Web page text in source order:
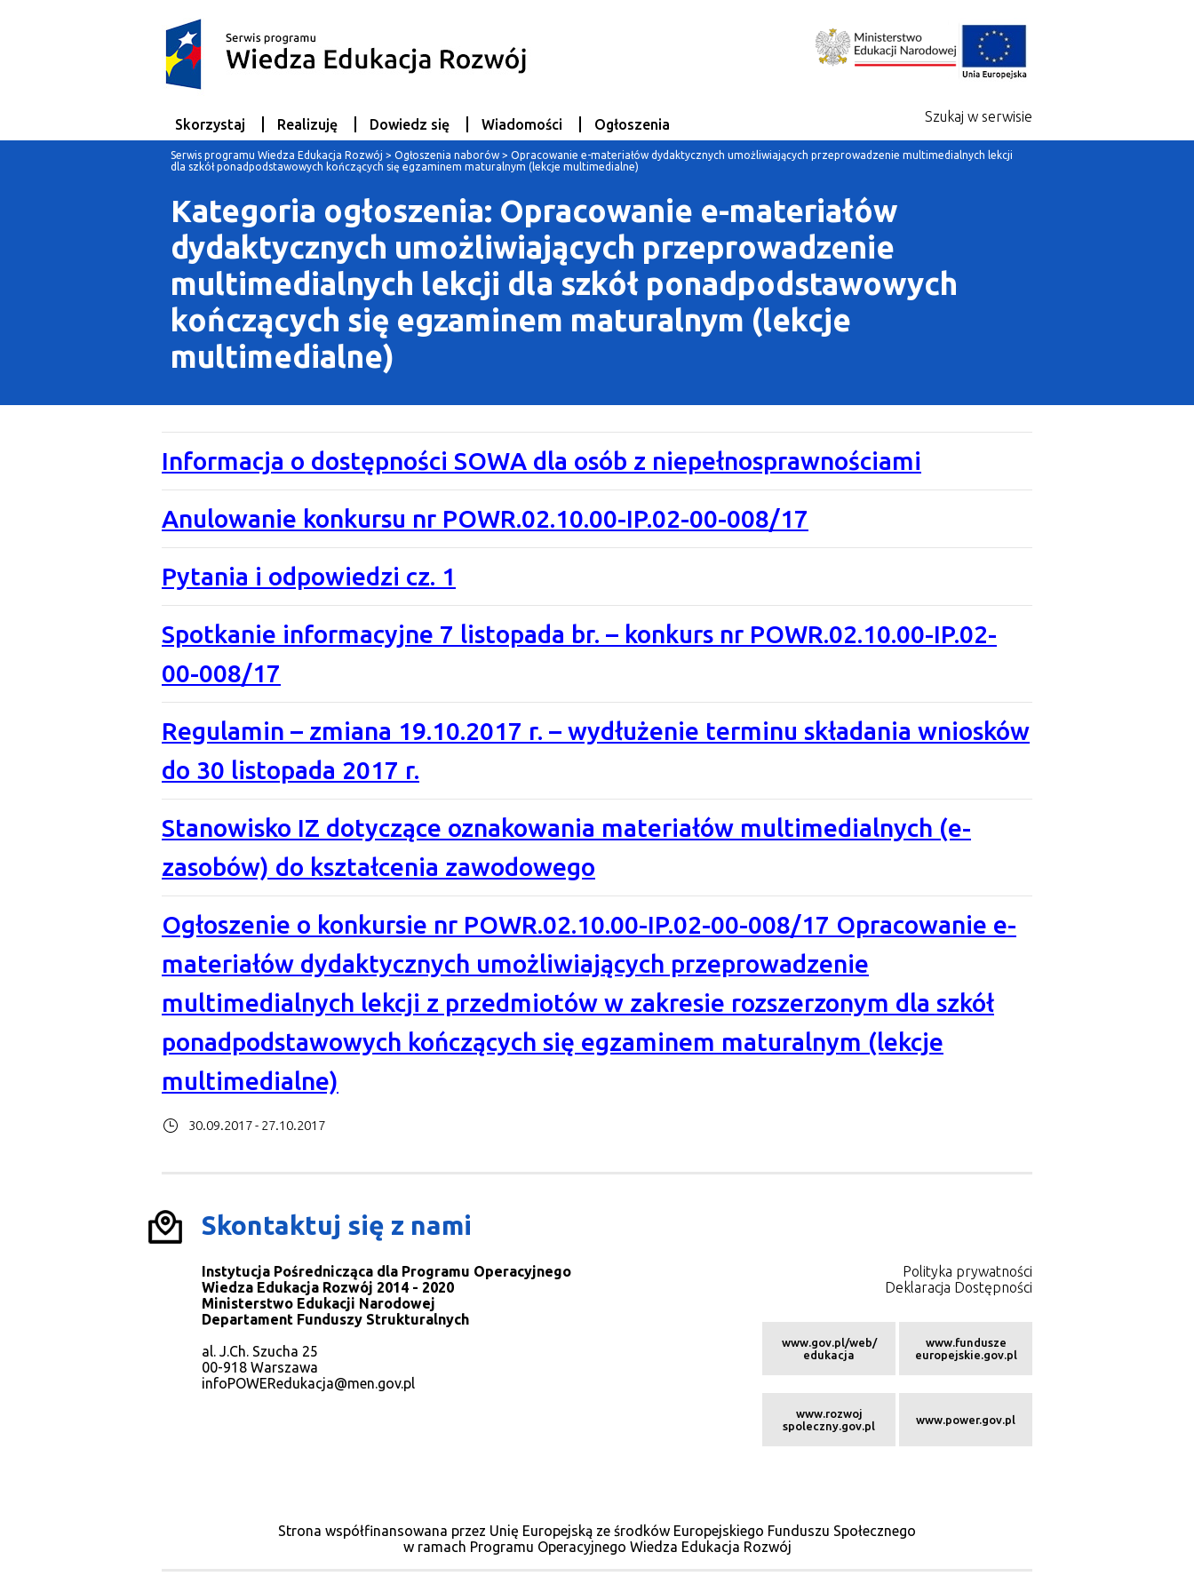
Skorzystaj Realizuję Dowiedz się Wiadomości Ogłoszenia Szukaj w serwisie
Serwis programu Wiedza Edukacja Rozwój > Ogłoszenia naborów > Opracowanie e-materiałów dydaktycznych umożliwiających przeprowadzenie multimedialnych lekcji
dla szkół ponadpodstawowych kończących się egzaminem maturalnym (lekcje multimedialne)
Kategoria ogłoszenia: Opracowanie e-materiałów
dydaktycznych umożliwiających przeprowadzenie
multimedialnych lekcji dla szkół ponadpodstawowych
kończących się egzaminem maturalnym (lekcje
multimedialne)
Informacja o dostępności SOWA dla osób z niepełnosprawnościami
Anulowanie konkursu nr POWR.02.10.00-IP.02-00-008/17
Pytania i odpowiedzi cz. 1
Spotkanie informacyjne 7 listopada br. – konkurs nr POWR.02.10.00-IP.02-
00-008/17
Regulamin – zmiana 19.10.2017 r. – wydłużenie terminu składania wniosków
do 30 listopada 2017 r.
Stanowisko IZ dotyczące oznakowania materiałów multimedialnych (e-
zasobów) do kształcenia zawodowego
Ogłoszenie o konkursie nr POWR.02.10.00-IP.02-00-008/17 Opracowanie e-
materiałów dydaktycznych umożliwiających przeprowadzenie
multimedialnych lekcji z przedmiotów w zakresie rozszerzonym dla szkół
ponadpodstawowych kończących się egzaminem maturalnym (lekcje
multimedialne)
30.09.2017 - 27.10.2017
Skontaktuj się z nami
Instytucja Pośrednicząca dla Programu Operacyjnego
Wiedza Edukacja Rozwój 2014 - 2020
Ministerstwo Edukacji Narodowej
Departament Funduszy Strukturalnych
al. J.Ch. Szucha 25
00-918 Warszawa
infoPOWERedukacja@men.gov.pl
Polityka prywatności
Deklaracja Dostępności
www.gov.pl/web/
edukacja
www.fundusze
europejskie.gov.pl
www.rozwoj
spoleczny.gov.pl
www.power.gov.pl
Strona współfinansowana przez Unię Europejską ze środków Europejskiego Funduszu Społecznego
w ramach Programu Operacyjnego Wiedza Edukacja Rozwój